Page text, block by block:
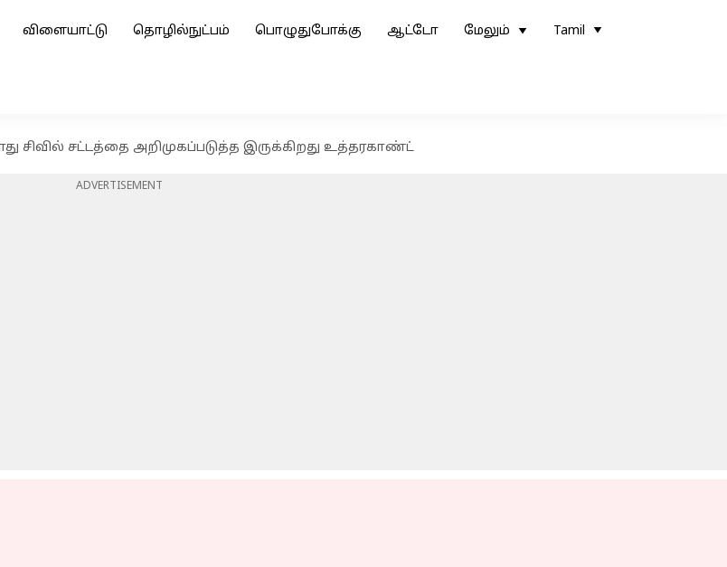
விளையாட்டு தொழில்நுட்பம் பொழுதுபோக்கு ஆட்டோ மேலும் Tamil
சிவில் சட்டத்தை அறிமுகப்படுத்த இருக்கிறது உத்தரகாண்ட்
ADVERTISEMENT